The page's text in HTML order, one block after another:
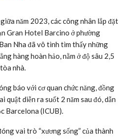
năm 2023, các công nhân lắp đặt
Gran Hotel Barcino ở phường
Nha đã vô tình tìm thấy những
hàng hoàn hảo, nằm ở độ sâu 2,5
nhà.
báo với cơ quan chức năng, đồng
quật diễn ra suốt 2 năm sau đó, dẫn
Barcelona (ICUB).
vai trò “xương sống” của thành